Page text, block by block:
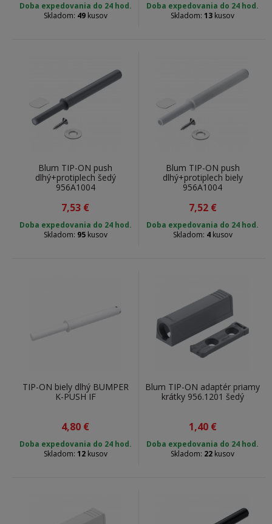
Doba expedovania do 24 hod.
Skladom: 49kusov
Doba expedovania do 24 hod.
Skladom: 13 kusov
Blum TIP-ON push
dlhý+protiplech šedý
956A1004
7,53 €
Doba expedovania do 24 hod.
Skladom: 95kusov
Blum TIP-ON push
dlhý+protiplech biely
956A1004
7,52 €
Doba expedovania do 24 hod.
Skladom: 4kusov
TIP-ON biely dlhý BUMPER
K-PUSH IF
4,80 €
Doba expedovania do 24 hod.
Skladom: 12kusov
Blum TIP-ON adaptér priamy
krátky 956.1201 šedý
1,40 €
Doba expedovania do 24 hod.
Skladom: 22 kusov